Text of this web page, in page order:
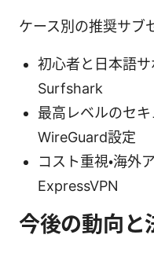
ケース別の推奨サブ
初心者と日本語
Surfshark
最高レベルのセ
WireGuard設定
コスト重視・海
ExpressVPN
今後の動向と